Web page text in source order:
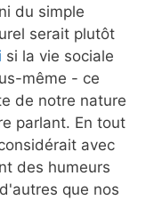
du simple
serait plutôt
si la vie sociale
même - ce
de notre nature
parlant. En tout
avec
des humeurs
que nos